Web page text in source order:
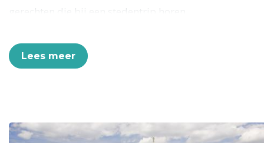
gerechten die bij een stedentrip horen.
Top 10 in München
In deze stadsgids lees je alle highlights die je kunt
ook weten waar je moet zijn voor een heerlijk diner of
Lees meer